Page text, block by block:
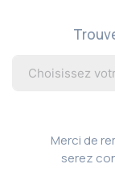
Merci de
serez